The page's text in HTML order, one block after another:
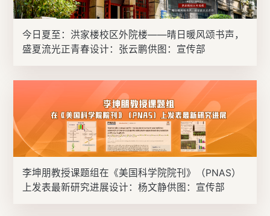
今日夏至：洪家楼校区外院楼——晴日暖风颂书声，
盛夏流光正青春设计：张云鹏供图：宣传部
李坤朋教授课题组在《美国科学院院刊》（PNAS）
上发表最新研究进展设计：杨文静供图：宣传部